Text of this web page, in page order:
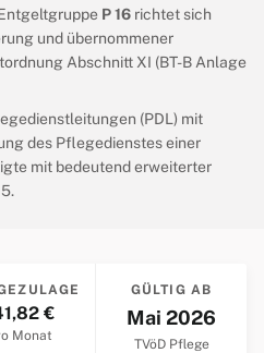
P 16 richtet sich
und übernommener
Abschnitt XI (BT-B Anlage
(PDL) mit
des Pflegedienstes einer
mit bedeutend erweiterter
€
Monat
GÜLTIG AB
Mai 2026
TVöD Pflege